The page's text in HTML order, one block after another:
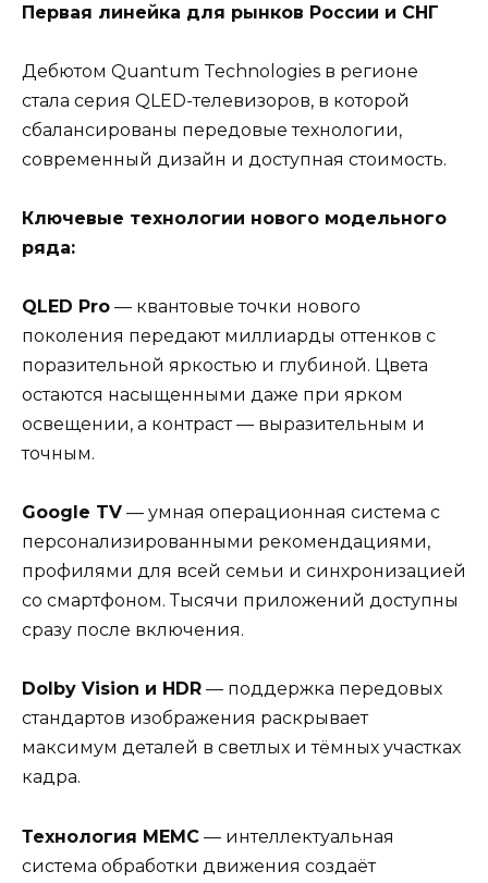
Первая линейка для рынков России и СНГ
Дебютом Quantum Technologies в регионе
стала серия QLED-телевизоров, в которой
сбалансированы передовые технологии,
современный дизайн и доступная стоимость.
Ключевые технологии нового модельного
ряда:
QLED Pro — квантовые точки нового
поколения передают миллиарды оттенков с
поразительной яркостью и глубиной. Цвета
остаются насыщенными даже при ярком
освещении, а контраст — выразительным и
точным.
Google TV — умная операционная система с
персонализированными рекомендациями,
профилями для всей семьи и синхронизацией
со смартфоном. Тысячи приложений доступны
сразу после включения.
Dolby Vision и HDR — поддержка передовых
стандартов изображения раскрывает
максимум деталей в светлых и тёмных участках
кадра.
Технология MEMC — интеллектуальная
система обработки движения создаёт